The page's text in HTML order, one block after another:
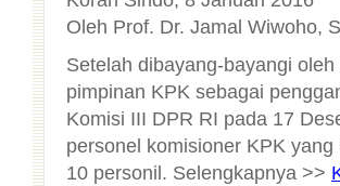
Oleh Prof. Dr. Jamal Wiwoho,
Setelah dibayang-bayangi
pimpinan KPK sebagai
Komisi III DPR RI pada 17
personel komisioner KPK yang
10 personil. Selengkapnya >>